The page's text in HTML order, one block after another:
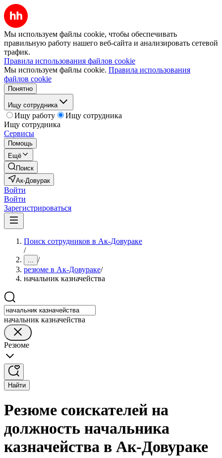
Мы используем файлы cookie, чтобы обеспечивать
правильную работу нашего веб-сайта и анализировать сетевой
трафик.
Правила использования файлов cookie
Мы используем файлы cookie. Правила использования
файлов cookie
Понятно
Ищу сотрудника
Ищу работу
Ищу сотрудника
Ищу сотрудника
Сервисы
Помощь
Ещё
Поиск
Ак-Довурак
Войти
Войти
Зарегистрироваться
Поиск сотрудников в Ак-Довураке
/
... /
резюме в Ак-Довураке/
начальник казначейства
начальник казначейства
Резюме
Найти
Резюме соискателей на
должность начальника
казначейства в Ак-Довураке